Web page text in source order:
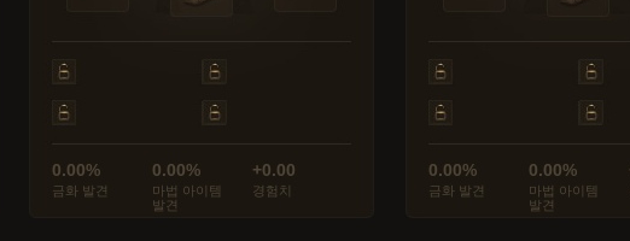
0.00%
금화 발견
0.00%
마법 아이템
발견
+0.00
경험치
0.00%
금화 발견
0.00%
마법 아이템
발견